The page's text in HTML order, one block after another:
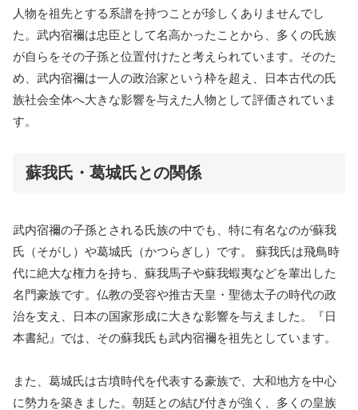
人物を祖先とする系譜を持つことが珍しくありませんでし
た。武内宿禰は忠臣として名高かったことから、多くの氏族
が自らをその子孫と位置付けたと考えられています。そのた
め、武内宿禰は一人の政治家という枠を超え、日本古代の氏
族社会全体へ大きな影響を与えた人物として評価されていま
す。
蘇我氏・葛城氏との関係
武内宿禰の子孫とされる氏族の中でも、特に有名なのが蘇我
氏（そがし）や葛城氏（かつらぎし）です。 蘇我氏は飛鳥時
代に絶大な権力を持ち、蘇我馬子や蘇我蝦夷などを輩出した
名門豪族です。仏教の受容や推古天皇・聖徳太子の時代の政
治を支え、日本の国家形成に大きな影響を与えました。『日
本書紀』では、その蘇我氏も武内宿禰を祖先としています。
また、葛城氏は古墳時代を代表する豪族で、大和地方を中心
に勢力を築きました。朝廷との結び付きが強く、多くの皇族